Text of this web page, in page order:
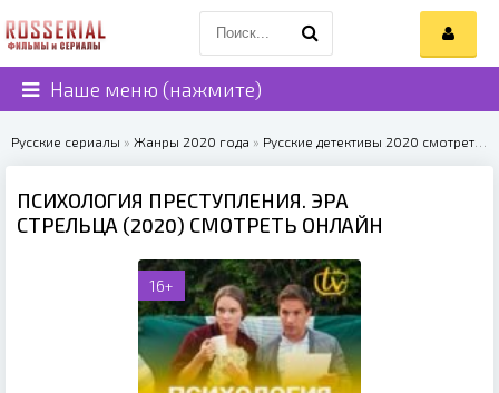
Наше меню (нажмите)
Русские сериалы » Жанры 2020 года » Русские детективы 2020 смотреть онлайн
ПСИХОЛОГИЯ ПРЕСТУПЛЕНИЯ. ЭРА
СТРЕЛЬЦА (2020) СМОТРЕТЬ ОНЛАЙН
16+